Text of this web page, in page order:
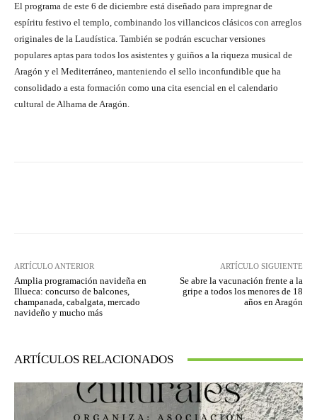
El programa de este 6 de diciembre está diseñado para impregnar de
espíritu festivo el templo, combinando los villancicos clásicos con arreglos
originales de la Laudística. También se podrán escuchar versiones
populares aptas para todos los asistentes y guiños a la riqueza musical de
Aragón y el Mediterráneo, manteniendo el sello inconfundible que ha
consolidado a esta formación como una cita esencial en el calendario
cultural de Alhama de Aragón.
ARTÍCULO ANTERIOR
Amplia programación navideña en
Illueca: concurso de balcones,
champanada, cabalgata, mercado
navideño y mucho más
ARTÍCULO SIGUIENTE
Se abre la vacunación frente a la
gripe a todos los menores de 18
años en Aragón
ARTÍCULOS RELACIONADOS